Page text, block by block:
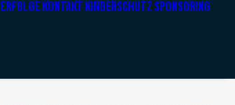
ERFOLGE KONTAKT KINDERSCHUTZ SPONSORING